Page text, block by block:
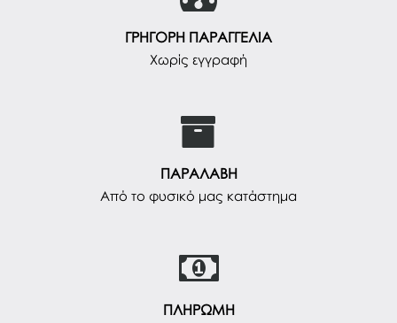
ΓΡΗΓΟΡΗ ΠΑΡΑΓΓΕΛΙΑ
Χωρίς εγγραφή
ΠΑΡΑΛΑΒΗ
Από το φυσικό μας κατάστημα
ΠΛΗΡΩΜΗ